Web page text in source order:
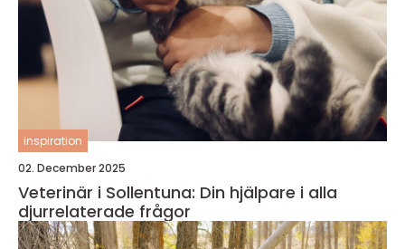
inspiration
02. December 2025
Veterinär i Sollentuna: Din hjälpare i alla
djurrelaterade frågor